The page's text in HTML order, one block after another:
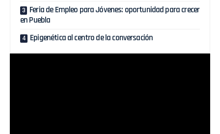
Feria de Empleo para Jóvenes: oportunidad para crecer
en Puebla
Epigenética al centro de la conversación